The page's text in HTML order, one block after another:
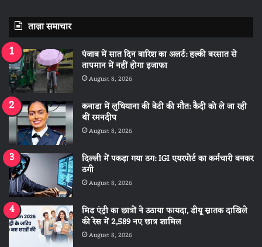
ताज़ा समाचार
पंजाब में सात दिन बारिश का अलर्ट: हल्की बरसात से
तापमान में नहीं होगा इजाफा
August 8, 2026
कनाडा में लुधियाना की बेटी की माैत: कैदी को ले जा रही
थीं रमनदीप
August 8, 2026
दिल्ली में पकड़ा गया ठग: IGI एयरपोर्ट का कर्मचारी बनकर
ठगी
August 8, 2026
मिड एंट्री का छात्रों ने उठाया फायदा, डीयू स्नातक दाखिले
की रेस में 2,589 नए छात्र शामिल
August 8, 2026